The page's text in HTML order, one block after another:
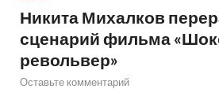
Никита Михалков
сценарий фильма
револьвер»
Оставьте комментарий